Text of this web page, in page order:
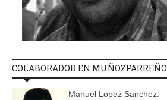
COLABORADOR EN MUÑOZPARREÑO
Manuel Lopez Sanchez.